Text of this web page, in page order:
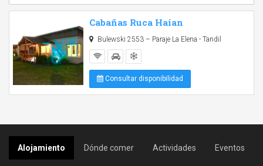
Cabañas Ruca Haian
Bulewski 2553 – Paraje La Elena - Tandil
Consultar disponibilidad
Alojamiento Dónde comer Actividades Eventos